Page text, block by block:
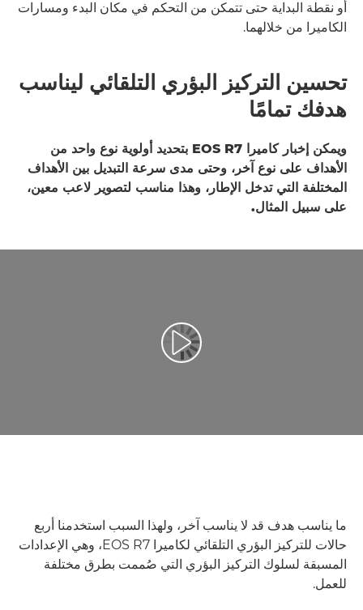
أو نقطة البداية حتى تتمكن من التحكم في مكان البدء ومسارات
الكاميرا من خلالهما.
تحسين التركيز البؤري التلقائي ليناسب
هدفك تمامًا
ويمكن إخبار كاميرا EOS R7 بتحديد أولوية نوع واحد من
الأهداف على نوع آخر، وحتى مدى سرعة التبديل بين الأهداف
المختلفة التي تدخل الإطار، وهذا مناسب لتصوير لاعب معين،
على سبيل المثال.
تشغيل الفيديو
ما يناسب هدف قد لا يناسب آخر، ولهذا السبب استخدمنا أربع
حالات للتركيز البؤري التلقائي لكاميرا EOS R7، وهي الإعدادات
المسبقة لسلوك التركيز البؤري التي صُممت بطرق مختلفة
للعمل.